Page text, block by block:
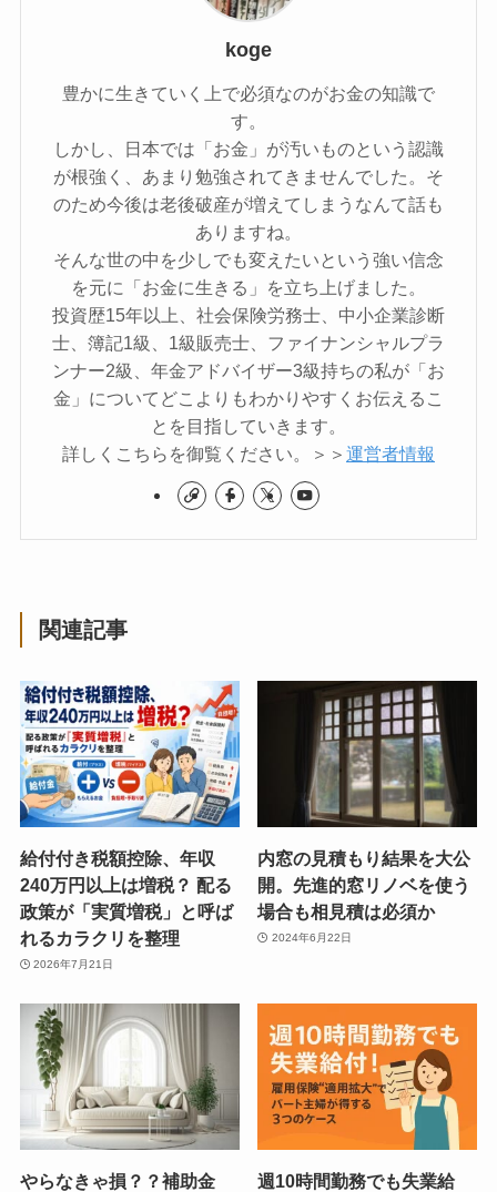
koge
豊かに生きていく上で必須なのがお金の知識で
す。
しかし、日本では「お金」が汚いものという認識
が根強く、あまり勉強されてきませんでした。そ
のため今後は老後破産が増えてしまうなんて話も
ありますね。
そんな世の中を少しでも変えたいという強い信念
を元に「お金に生きる」を立ち上げました。
投資歴15年以上、社会保険労務士、中小企業診断
士、簿記1級、1級販売士、ファイナンシャルプラ
ンナー2級、年金アドバイザー3級持ちの私が「お
金」についてどこよりもわかりやすくお伝えるこ
とを目指していきます。
詳しくこちらを御覧ください。＞＞ 運営者情報
関連記事
給付付き税額控除、年収
240万円以上は増税？ 配る
政策が「実質増税」と呼ば
れるカラクリを整理
2026年7月21日
内窓の見積もり結果を大公
開。先進的窓リノベを使う
場合も相見積は必須か
2024年6月22日
やらなきゃ損？？補助金
週10時間勤務でも失業給